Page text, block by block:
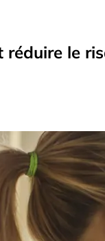
réduire le